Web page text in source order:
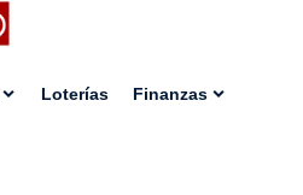
Loterías Finanzas